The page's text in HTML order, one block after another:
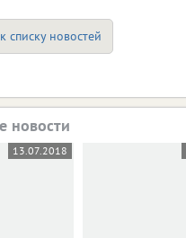
списку новостей
новости
13.07.2018